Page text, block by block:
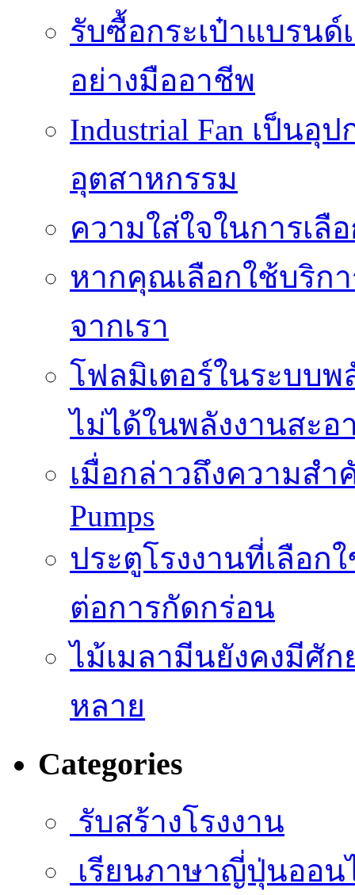
รับซื้อกระเป๋าแบรนด์
อย่างมืออาชีพ
Industrial Fan เป็น
อุตสาหกรรม
ความใส่ใจในการเ
หากคุณเลือกใช้บริก
จากเรา
โฟลมิเตอร์ในระบบ
ไม่ได้ในพลังงานสะอ
เมื่อกล่าวถึงความสำ
Pumps
ประตูโรงงานที่เลือ
ต่อการกัดกร่อน
ไม้เมลามีนยังคงมีศั
หลาย
Categories
รับสร้างโรงงาน
เรียนภาษาญี่ปุ่นออน